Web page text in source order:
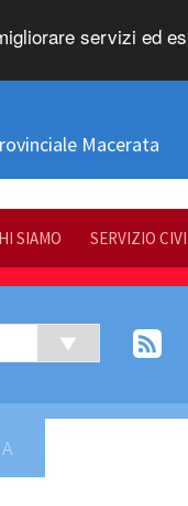
servizi ed
Macerata
SIAMO SERVIZIO